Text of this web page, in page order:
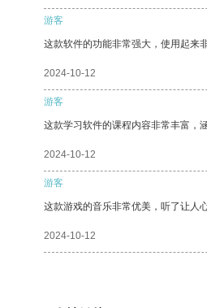
游客
这款软件的功能非常强大，使用起来
2024-10-12
游客
这款学习软件的课程内容非常丰富，
2024-10-12
游客
这款游戏的音乐非常优美，听了让人
2024-10-12